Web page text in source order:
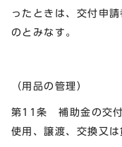
ったときは、交付申
のとみなす。
（用品の管理）
第11条 補助金の交付
使用、譲渡、交換又は